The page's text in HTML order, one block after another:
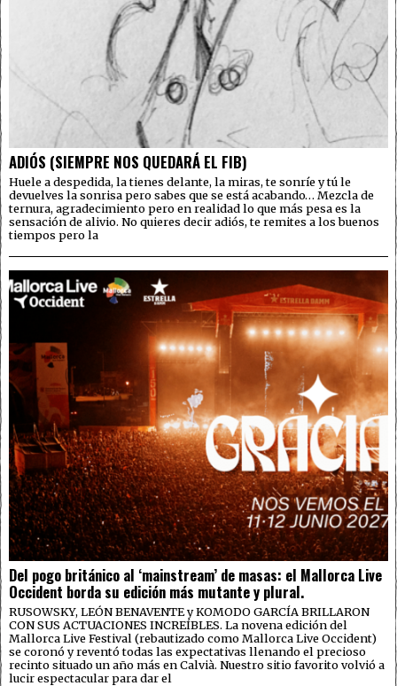
ADIÓS (SIEMPRE NOS QUEDARÁ EL FIB)
Huele a despedida, la tienes delante, la miras, te sonríe y tú le
devuelves la sonrisa pero sabes que se está acabando… Mezcla de
ternura, agradecimiento pero en realidad lo que más pesa es la
sensación de alivio. No quieres decir adiós, te remites a los buenos
tiempos pero la
Del pogo británico al ‘mainstream’ de masas: el Mallorca Live
Occident borda su edición más mutante y plural.
RUSOWSKY, LEÓN BENAVENTE y KOMODO GARCÍA BRILLARON
CON SUS ACTUACIONES INCREÍBLES. La novena edición del
Mallorca Live Festival (rebautizado como Mallorca Live Occident)
se coronó y reventó todas las expectativas llenando el precioso
recinto situado un año más en Calvià. Nuestro sitio favorito volvió a
lucir espectacular para dar el